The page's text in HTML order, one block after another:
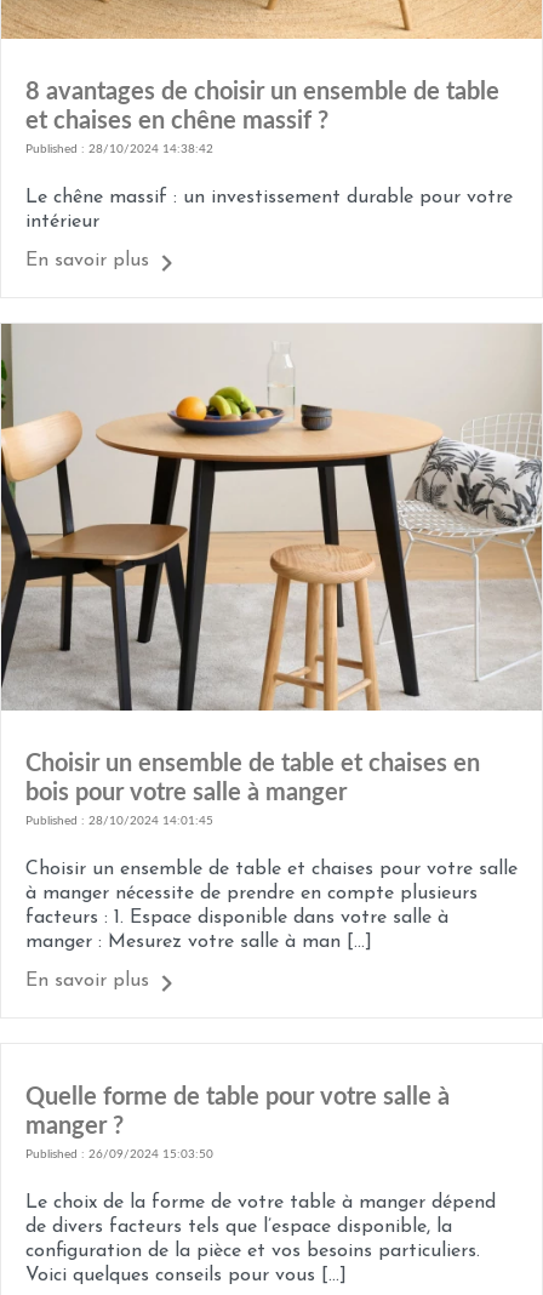
8 avantages de choisir un ensemble de table
et chaises en chêne massif ?
Published : 28/10/2024 14:38:42
Le chêne massif : un investissement durable pour votre
intérieur
En savoir plus
Choisir un ensemble de table et chaises en
bois pour votre salle à manger
Published : 28/10/2024 14:01:45
Choisir un ensemble de table et chaises pour votre salle
à manger nécessite de prendre en compte plusieurs
facteurs : 1. Espace disponible dans votre salle à
manger : Mesurez votre salle à man [...]
En savoir plus
Quelle forme de table pour votre salle à
manger ?
Published : 26/09/2024 15:03:50
Le choix de la forme de votre table à manger dépend
de divers facteurs tels que l’espace disponible, la
configuration de la pièce et vos besoins particuliers.
Voici quelques conseils pour vous [...]